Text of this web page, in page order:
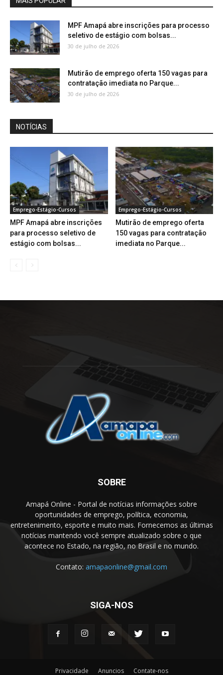
MPF Amapá abre inscrições para processo
seletivo de estágio com bolsas...
30 de julho de 2026
Mutirão de emprego oferta 150 vagas para
contratação imediata no Parque...
30 de julho de 2026
NOTÍCIAS
Emprego-Estágio-Cursos
MPF Amapá abre inscrições
para processo seletivo de
estágio com bolsas...
Emprego-Estágio-Cursos
Mutirão de emprego oferta
150 vagas para contratação
imediata no Parque...
SOBRE
Amapá Online - Portal de notícias informações sobre
oportunidades de emprego, política, economia,
entretenimento, esporte e muito mais. Fornecemos as últimas
notícias mantendo você sempre atualizado sobre o que
acontece no Estado, na região, no Brasil e no mundo.
Contato: amapaonline@gmail.com
SIGA-NOS
Privacidade Anuncios Contate-nos